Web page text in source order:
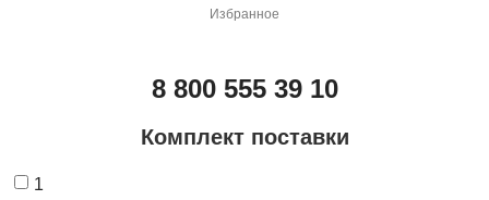
Избранное
8 800 555 39 10
Комплект поставки
1